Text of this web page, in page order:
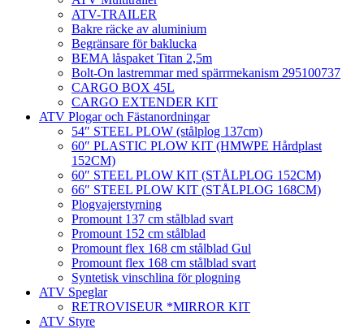
ATV-TRAILER
Bakre räcke av aluminium
Begränsare för baklucka
BEMA låspaket Titan 2,5m
Bolt-On lastremmar med spärrmekanism 295100737
CARGO BOX 45L
CARGO EXTENDER KIT
ATV Plogar och Fästanordningar
54″ STEEL PLOW (stålplog 137cm)
60″ PLASTIC PLOW KIT (HMWPE Hårdplast
152CM)
60″ STEEL PLOW KIT (STÅLPLOG 152CM)
66″ STEEL PLOW KIT (STÅLPLOG 168CM)
Plogvajerstyrning
Promount 137 cm stålblad svart
Promount 152 cm stålblad
Promount flex 168 cm stålblad Gul
Promount flex 168 cm stålblad svart
Syntetisk vinschlina för plogning
ATV Speglar
RETROVISEUR *MIRROR KIT
ATV Styre